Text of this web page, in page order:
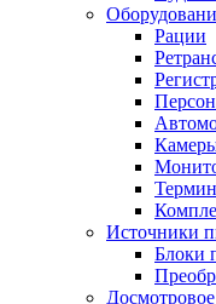
Рации
Источники
Блоки